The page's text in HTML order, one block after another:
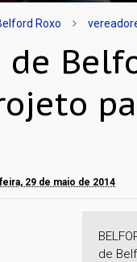
Roxo
de
29 de maio de 2014
de